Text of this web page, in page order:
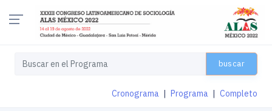
buscar
Cronograma Programa Completo